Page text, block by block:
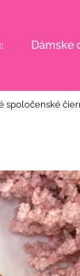
Dámske
spoločenské